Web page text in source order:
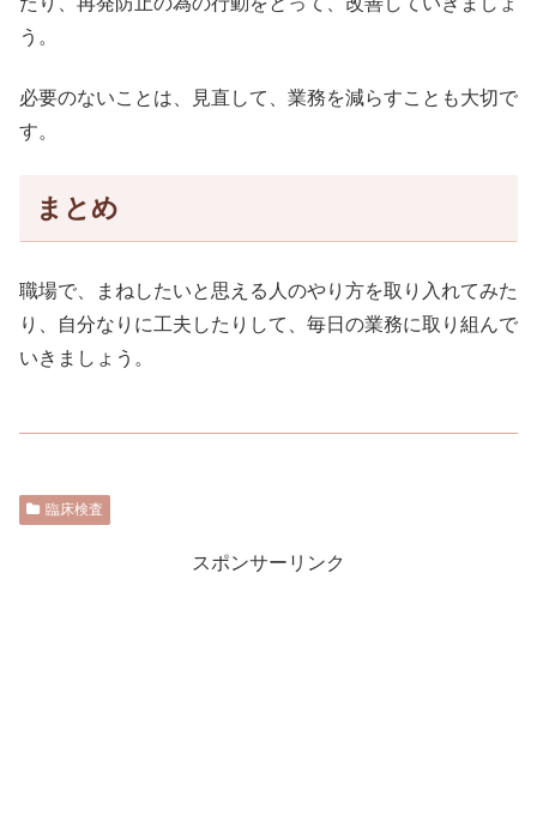
う。
必要のないことは、見直して、業務を減らすことも大切で
す。
まとめ
職場で、まねしたいと思える人のやり方を取り入れてみた
り、自分なりに工夫したりして、毎日の業務に取り組んで
いきましょう。
臨床検査
スポンサーリンク